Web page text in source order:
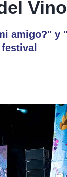
amigo?" y